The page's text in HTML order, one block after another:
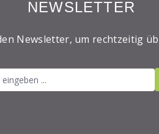
NEWSLETTER
Newsletter, um rechtzeitig